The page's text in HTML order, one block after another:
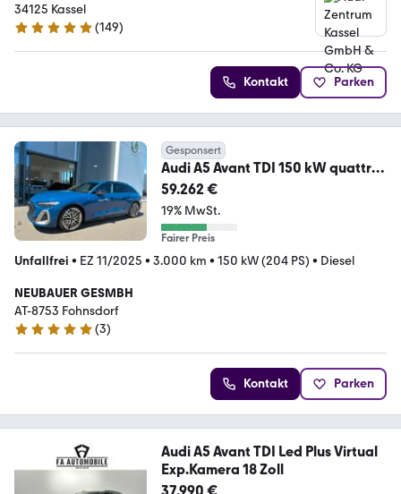
34125 Kassel
4.8 Sterne
(149)
Kontakt Parken
Gesponsert
Audi A5 Avant TDI 150 kW quattro
edition one
59.262 €
19% MwSt.
Fairer Preis
Unfallfrei • EZ 11/2025 • 3.000 km • 150 kW (204 PS) • Diesel
NEUBAUER GESMBH
AT-8753 Fohnsdorf
5 Sterne
(3)
Kontakt Parken
Audi A5 Avant TDI Led Plus Virtual
Exp.Kamera 18 Zoll